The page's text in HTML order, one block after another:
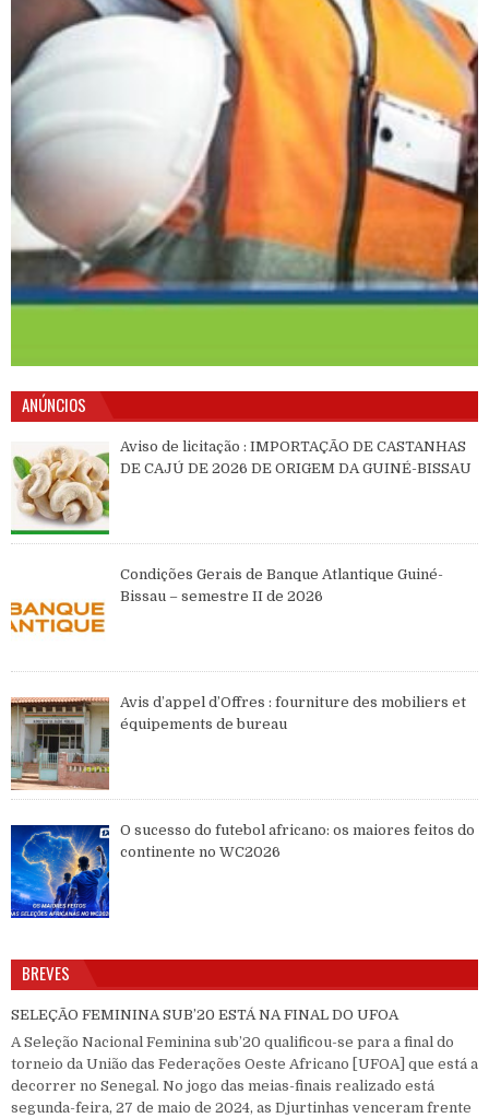
ANÚNCIOS
Aviso de licitação : IMPORTAÇÃO DE CASTANHAS
DE CAJÚ DE 2026 DE ORIGEM DA GUINÉ-BISSAU
Condições Gerais de Banque Atlantique Guiné-
Bissau – semestre II de 2026
Avis d’appel d’Offres : fourniture des mobiliers et
équipements de bureau
O sucesso do futebol africano: os maiores feitos do
continente no WC2026
BREVES
SELEÇÃO FEMININA SUB’20 ESTÁ NA FINAL DO UFOA
A Seleção Nacional Feminina sub’20 qualificou-se para a final do
torneio da União das Federações Oeste Africano [UFOA] que está a
decorrer no Senegal. No jogo das meias-finais realizado está
segunda-feira, 27 de maio de 2024, as Djurtinhas venceram frente